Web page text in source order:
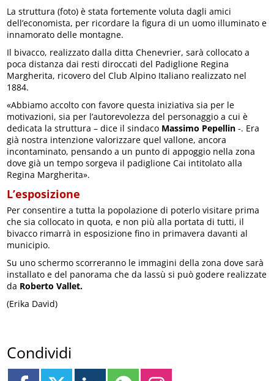
La struttura (foto) è stata fortemente voluta dagli amici
dell’economista, per ricordare la figura di un uomo illuminato e
innamorato delle montagne.
Il bivacco, realizzato dalla ditta Chenevrier, sarà collocato a
poca distanza dai resti diroccati del Padiglione Regina
Margherita, ricovero del Club Alpino Italiano realizzato nel
1884.
«Abbiamo accolto con favore questa iniziativa sia per le
motivazioni, sia per l’autorevolezza del personaggio a cui è
dedicata la struttura – dice il sindaco Massimo Pepellin -. Era
già nostra intenzione valorizzare quel vallone, ancora
incontaminato, pensando a un punto di appoggio nella zona
dove già un tempo sorgeva il padiglione Cai intitolato alla
Regina Margherita».
L’esposizione
Per consentire a tutta la popolazione di poterlo visitare prima
che sia collocato in quota, e non più alla portata di tutti, il
bivacco rimarrà in esposizione fino in primavera davanti al
municipio.
Su uno schermo scorreranno le immagini della zona dove sarà
installato e del panorama che da lassù si può godere realizzate
da Roberto Vallet.
(Erika David)
Condividi